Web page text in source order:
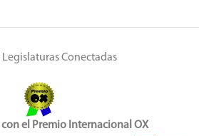
Conectadas
el Premio Internacional OX